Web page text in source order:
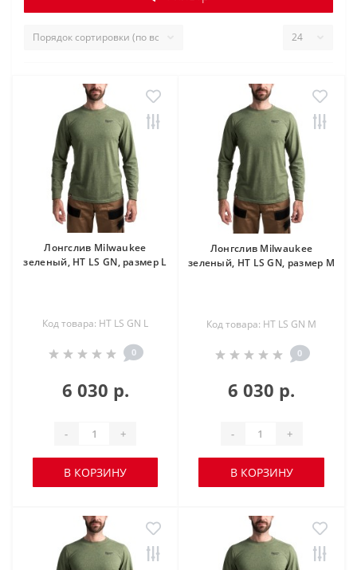
Лонгслив Milwaukee
зеленый, HT LS GN, размер L
Код товара: HT LS GN L
0
6 030 р.
- +
В КОРЗИНУ
Лонгслив Milwaukee
зеленый, HT LS GN, размер M
Код товара: HT LS GN M
0
6 030 р.
- +
В КОРЗИНУ